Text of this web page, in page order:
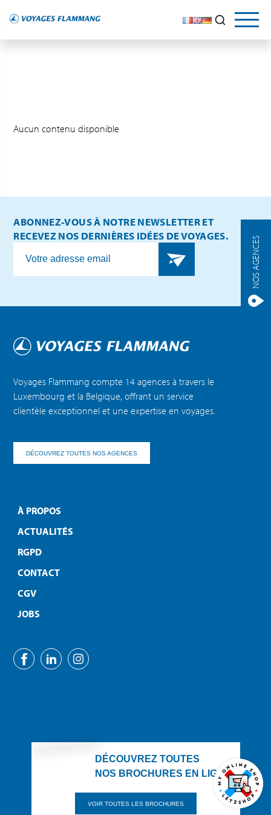
NOS AGENCES
Aucun contenu disponible
ABONNEZ-VOUS À NOTRE NEWSLETTER ET
RECEVEZ NOS DERNIÈRES IDÉES DE VOYAGES.
Voyages Flammang compte 14 agences à travers le
Luxembourg et la Belgique, offrant un service
clientèle exceptionnel et une expertise en voyages.
DÉCOUVREZ TOUTES NOS AGENCES
À PROPOS
ACTUALITÉS
RGPD
CONTACT
CGV
JOBS
DÉCOUVREZ TOUTES
NOS BROCHURES EN LIGNE
VOIR TOUTES LES BROCHURES